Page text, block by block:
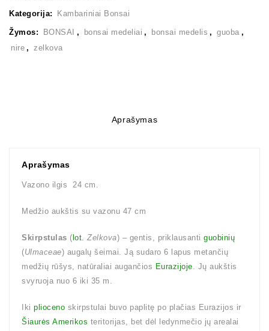
Kategorija: Kambariniai Bonsai
Žymos: BONSAI , bonsai medeliai , bonsai medelis , guoba ,
nire , zelkova
Aprašymas
Aprašymas
Vazono ilgis 24 cm.
Medžio aukštis su vazonu 47 cm
Skirpstulas ( lot. Zelkova) – gentis, priklausanti guobinių
(Ulmaceae) augalų šeimai. Ją sudaro 6 lapus metančių
medžių rūšys, natūraliai augančios Eurazijoje. Jų aukštis
svyruoja nuo 6 iki 35 m.
Iki plioceno skirpstulai buvo paplitę po plačias Eurazijos ir
Šiaurės Amerikos teritorijas, bet dėl ledynmečio jų arealai